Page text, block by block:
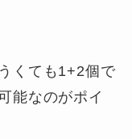
くても1+2個で
能なのがポイ